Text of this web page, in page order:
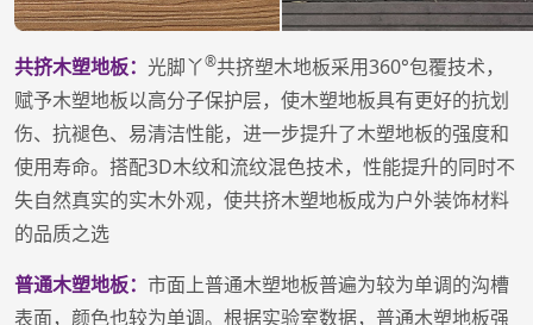
共挤木塑地板： 光脚丫®共挤塑木地板采用360°包覆技术，
赋予木塑地板以高分子保护层，使木塑地板具有更好的抗划
伤、抗褪色、易清洁性能，进一步提升了木塑地板的强度和
使用寿命。搭配3D木纹和流纹混色技术，性能提升的同时不
失自然真实的实木外观，使共挤木塑地板成为户外装饰材料
的品质之选
普通木塑地板： 市面上普通木塑地板普遍为较为单调的沟槽
表面，颜色也较为单调。根据实验室数据，普通木塑地板强